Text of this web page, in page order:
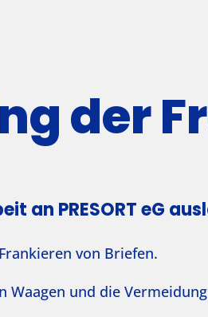
der
an PRESORT eG
von Briefen.
Waagen und die